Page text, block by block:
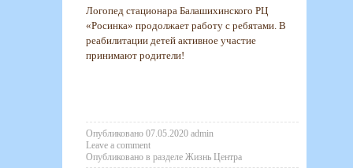
Логопед стационара Балашихинского РЦ
«Росинка» продолжает работу с ребятами. В
реабилитации детей активное участие
принимают родители!
Опубликовано 07.05.2020 admin
Leave a comment
Опубликовано в разделе Жизнь Центра